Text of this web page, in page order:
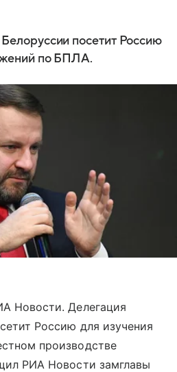
посетит Россию
по БПЛА.
Новости. Делегация
Россию для изучения
производстве
РИА Новости замглавы